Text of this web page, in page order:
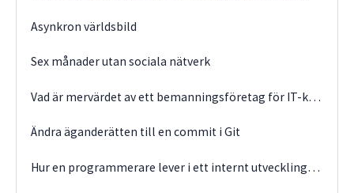
Asynkron världsbild
Sex månader utan sociala nätverk
Vad är mervärdet av ett bemanningsföretag för IT-kundens verksamhet?
Ändra äganderätten till en commit i Git
Hur en programmerare lever i ett internt utvecklingsteam